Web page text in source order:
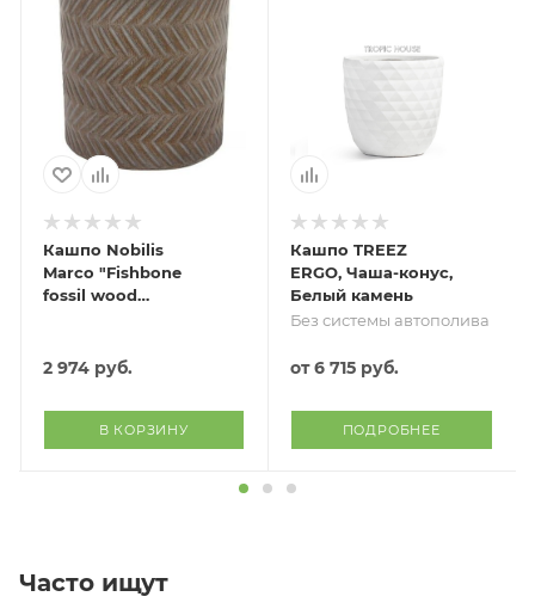
Кашпо Nobilis
Marco "Fishbone
fossil wood
D22хH22 см
2 974руб.
В КОРЗИНУ
Кашпо TREEZ
ERGO, Чаша-конус,
Белый камень
Без системы автополива
от6 715 руб.
ПОДРОБНЕЕ
Часто ищут